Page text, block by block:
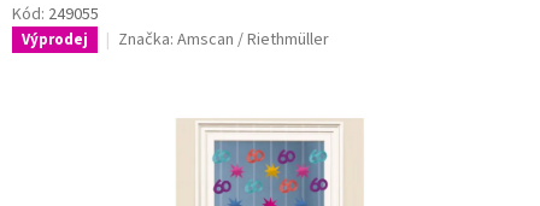
OSLAVY
Kód: 249055
Výprodej Značka: Amscan / Riethmüller